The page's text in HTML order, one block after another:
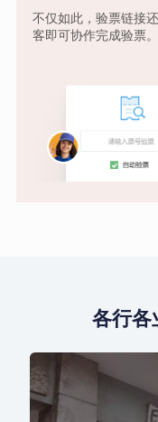
不仅如此，验票链接
客即可协作完成验票。
各行各